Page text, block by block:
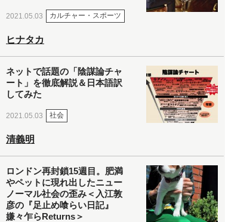
2021.05.03 カルチャー・スポーツ
ヒナタカ
ネットで話題の「陰謀論チャ
ート」を徹底解説＆日本語訳
してみた
2021.05.03 社会
清義明
ロンドン再封鎖15週目。肥満
やペットに現れ出したニュー
ノーマル社会の歪み＜入江敦
彦の『足止め喰らい日記』
嫌々乍らReturns＞